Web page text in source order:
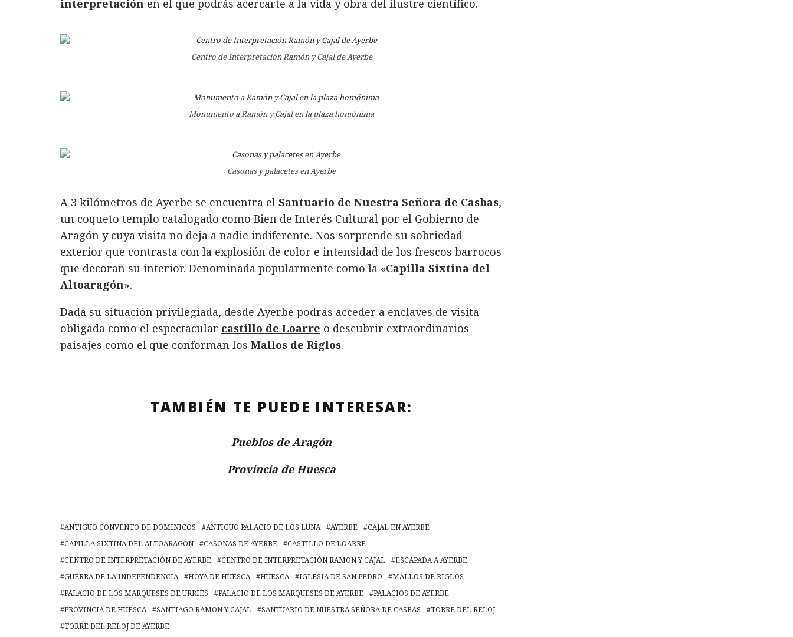
interpretación en el que podrás acercarte a la vida y obra del ilustre científico.
Centro de Interpretación Ramón y Cajal de Ayerbe
Monumento a Ramón y Cajal en la plaza homónima
Casonas y palacetes en Ayerbe
A 3 kilómetros de Ayerbe se encuentra el Santuario de Nuestra Señora de Casbas,
un coqueto templo catalogado como Bien de Interés Cultural por el Gobierno de
Aragón y cuya visita no deja a nadie indiferente. Nos sorprende su sobriedad
exterior que contrasta con la explosión de color e intensidad de los frescos barrocos
que decoran su interior. Denominada popularmente como la «Capilla Sixtina del
Altoaragón».
Dada su situación privilegiada, desde Ayerbe podrás acceder a enclaves de visita
obligada como el espectacular castillo de Loarre o descubrir extraordinarios
paisajes como el que conforman los Mallos de Riglos.
TAMBIÉN TE PUEDE INTERESAR:
Pueblos de Aragón
Provincia de Huesca
ANTIGUO CONVENTO DE DOMINICOS ANTIGUO PALACIO DE LOS LUNA AYERBE
CAJAL EN AYERBE
CAPILLA SIXTINA DEL ALTOARAGÓN
CASONAS DE AYERBE
CASTILLO DE LOARRE
CENTRO DE INTERPRETACIÓN DE AYERBE
CENTRO DE INTERPRETACIÓN RAMON Y CAJAL
ESCAPADA A AYERBE
GUERRA DE LA INDEPENDENCIA
HOYA DE HUESCA HUESCA IGLESIA DE SAN PEDRO
MALLOS DE RIGLOS
PALACIO DE LOS MARQUESES DE URRIÉS
PALACIO DE LOS MARQUESES DE AYERBE
PALACIOS DE AYERBE
PROVINCIA DE HUESCA
SANTIAGO RAMON Y CAJAL SANTUARIO DE NUESTRA SEÑORA DE CASBAS
TORRE DEL RELOJ
TORRE DEL RELOJ DE AYERBE